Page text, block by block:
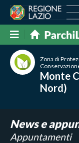
Zona di
Monte
Nord)
News e
Appuntamenti